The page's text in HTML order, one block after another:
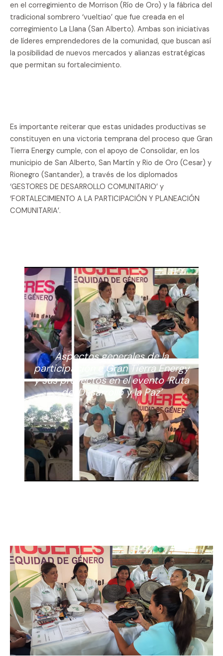
en el corregimiento de Morrison (Río de Oro) y la fábrica del
tradicional sombrero ‘vueltiao’ que fue creada en el
corregimiento La Llana (San Alberto). Ambas son iniciativas
de líderes emprendedores de la comunidad, que buscan así
la posibilidad de nuevos mercados y alianzas estratégicas
que permitan su fortalecimiento.
Es importante reiterar que estas unidades productivas se
constituyen en una victoria temprana del proceso que Gran
Tierra Energy cumple, con el apoyo de Consolidar, en los
municipio de San Alberto, San Martín y Rio de Oro (Cesar) y
Rionegro (Santander), a través de los diplomados
‘GESTORES DE DESARROLLO COMUNITARIO’ y
‘FORTALECIMIENTO A LA PARTICIPACIÓN Y PLANEACIÓN
COMUNITARIA’.
Aspectos generales de la
participación e Gran Tierra Energy
y sus proyectos en el evento ‘Ruta
del Desarrollo y la Paz’